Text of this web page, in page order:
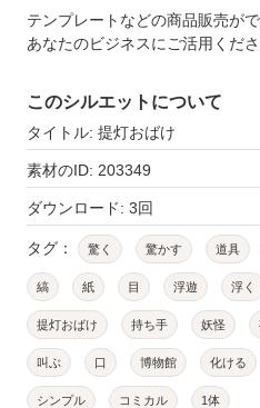
テンプレートなどの商品販売が
あなたのビジネスにご活用くださ
このシルエットについて
タイトル: 提灯おばけ
素材のID: 203349
ダウンロード: 3回
タグ： 驚く 驚かす 道具
縞 紙 目 浮遊 浮く
提灯おばけ 持ち手 妖怪
叫ぶ 口 博物館 化ける
シンプル コミカル 1体